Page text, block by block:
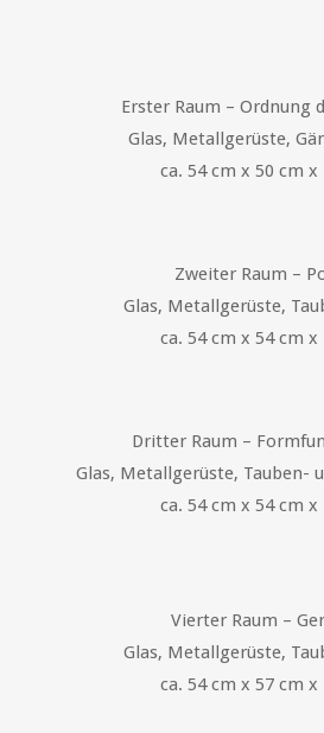
Erster Raum – Ordnung
Glas, Metallgerüste,
ca. 54 cm x 50 cm x
Zweiter Raum –
Glas, Metallgerüste,
ca. 54 cm x 54 cm x
Dritter Raum –
Glas, Metallgerüste, Tauben-
ca. 54 cm x 54 cm x
Vierter Raum –
Glas, Metallgerüste,
ca. 54 cm x 57 cm x